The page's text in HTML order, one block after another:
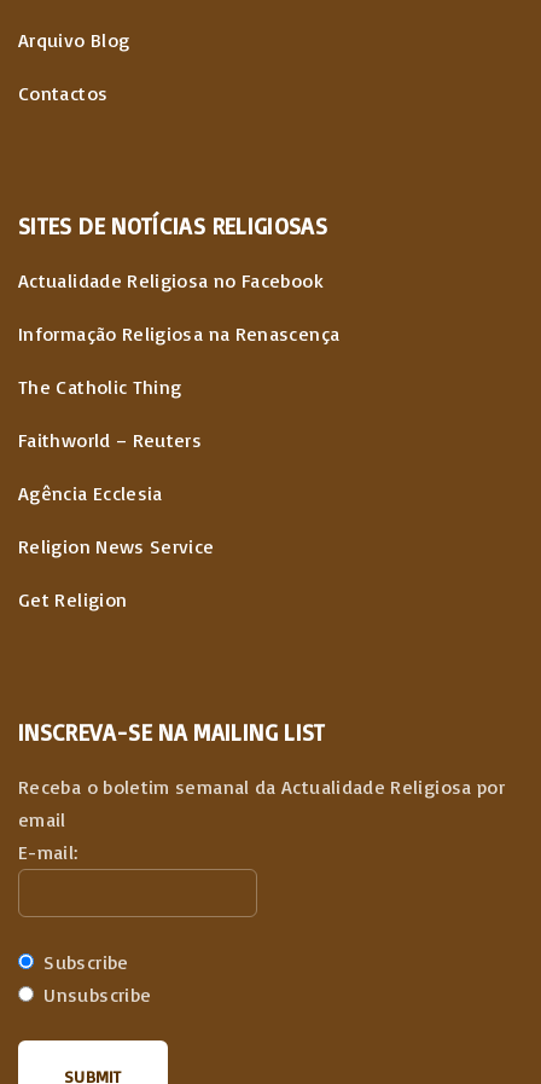
Arquivo Blog
Contactos
SITES DE NOTÍCIAS RELIGIOSAS
Actualidade Religiosa no Facebook
Informação Religiosa na Renascença
The Catholic Thing
Faithworld – Reuters
Agência Ecclesia
Religion News Service
Get Religion
INSCREVA-SE NA MAILING LIST
Receba o boletim semanal da Actualidade Religiosa por
email
E-mail:
Subscribe
Unsubscribe